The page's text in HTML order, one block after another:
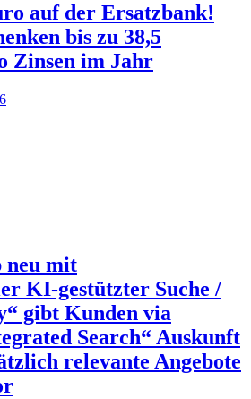
auf der Ersatzbank!
bis zu 38,5
Zinsen im Jahr
neu mit
KI-gestützter Suche /
gibt Kunden via
Search“ Auskunft
relevante Angebote